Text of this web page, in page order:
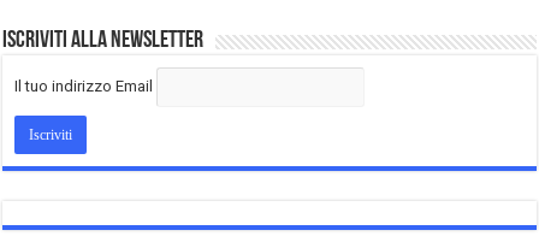
Iscriviti alla Newsletter
Il tuo indirizzo Email